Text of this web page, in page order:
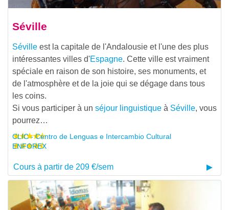
Séville
Séville est la capitale de l'Andalousie et l'une des plus
intéressantes villes d'Espagne. Cette ville est vraiment
spéciale en raison de son histoire, ses monuments, et
de l'atmosphère et de la joie qui se dégage dans tous
les coins.
Si vous participer à un séjour linguistique à Séville, vous
pourrez…
CLIC - Centro de Lenguas e Intercambio Cultural
ENFOREX
Cours à partir de 209 €/sem